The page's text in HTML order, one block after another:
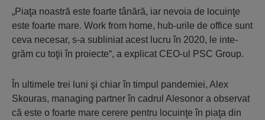
„Piaţa noastră este foarte tânără, iar ne­vo­ia de locuinţe
este foarte mare. Work from home, hub-urile de office sunt
ceva ne­cesar, s-a subliniat acest lucru în 2020, le in­te­
grăm cu toţii în proiecte“, a explicat CEO-ul PSC Group.
În ultimele trei luni şi chiar în timpul pandemiei, Alex
Skouras, managing partner în cadrul Alesonor a observat
că este o foar­te mare cerere pentru locuinţe în piaţa din